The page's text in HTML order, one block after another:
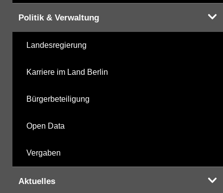
Politik & Verwaltung
Landesregierung
Karriere im Land Berlin
Bürgerbeteiligung
Open Data
Vergaben
Aktuelles